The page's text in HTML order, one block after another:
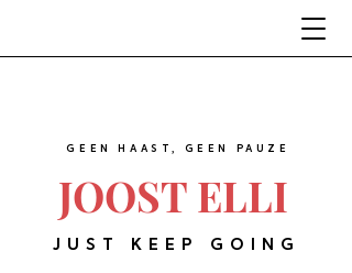
JOOST ELLI
GEEN HAAST, GEEN PAUZE
JUST KEEP GOING